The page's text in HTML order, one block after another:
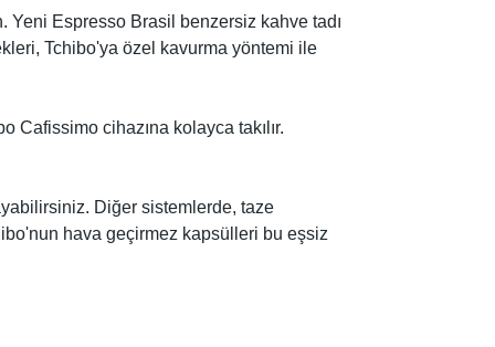
Yeni Espresso Brasil benzersiz kahve tadı
Tchibo'ya özel kavurma yöntemi ile
cihazına kolayca takılır.
Diğer sistemlerde, taze
hava geçirmez kapsülleri bu eşsiz